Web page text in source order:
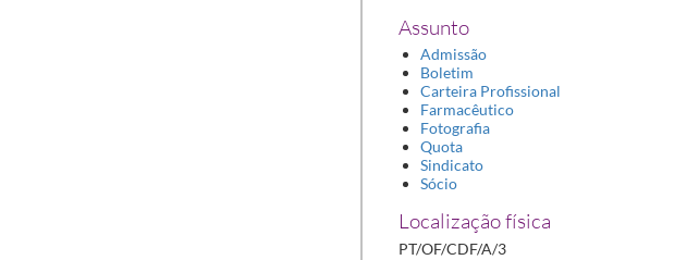
Assunto
Admissão
Boletim
Carteira Profissional
Farmacêutico
Fotografia
Quota
Sindicato
Sócio
Localização física
PT/OF/CDF/A/3